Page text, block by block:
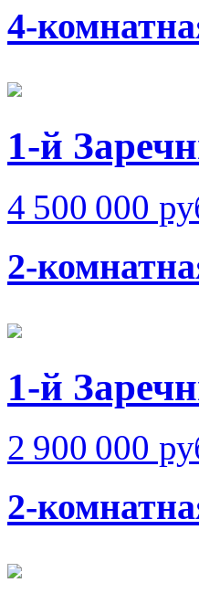
4-
1-й
4 500 000
2-
1-й
2 900 000
2-